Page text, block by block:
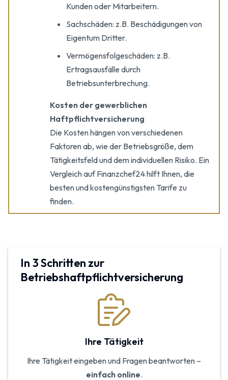
Kunden oder Mitarbeitern.
Sachschäden: z.B. Beschädigungen von
Eigentum Dritter.
Vermögensfolgeschäden: z.B.
Ertragsausfälle durch
Betriebsunterbrechung.
Kosten der gewerblichen
Haftpflichtversicherung
Die Kosten hängen von verschiedenen
Faktoren ab, wie der Betriebsgröße, dem
Tätigkeitsfeld und dem individuellen Risiko. Ein
Vergleich auf Finanzchef24 hilft Ihnen, die
besten und kostengünstigsten Tarife zu
finden.
In 3 Schritten zur
Betriebshaftpflicht­versicherung
Ihre Tätigkeit
Ihre Tätigkeit eingeben und Fragen beantworten –
einfach online.